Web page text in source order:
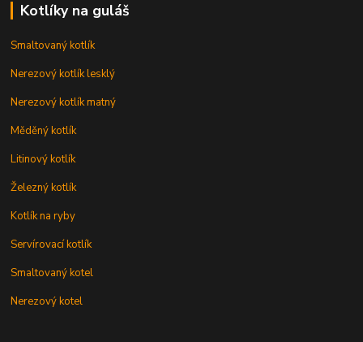
Kotlíky na guláš
Smaltovaný kotlík
Nerezový kotlík lesklý
Nerezový kotlík matný
Měděný kotlík
Litinový kotlík
Železný kotlík
Kotlík na ryby
Servírovací kotlík
Smaltovaný kotel
Nerezový kotel